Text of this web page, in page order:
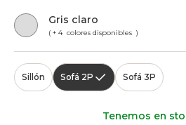
Gris claro
( + 4 colores disponibles )
Sillón Sofá 2P Sofá 3P